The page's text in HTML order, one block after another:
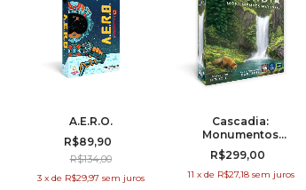
A.E.R.O.
R$89,90
R$134,00
3 x de R$29,97 sem juros
Cascadia:
Monumentos
Naturais (Expansão)
R$299,00
11 x de R$27,18 sem juros